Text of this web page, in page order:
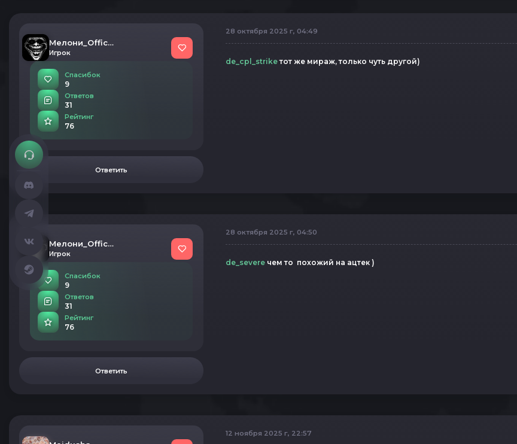
Мелони_Official
Игрок
Спасибок
9
Ответов
31
Рейтинг
76
Ответить
28 октября 2025 г, 04:49
de_cpl_strikeтот же мираж, только чуть другой)
Мелони_Official
Игрок
Спасибок
9
Ответов
31
Рейтинг
76
Ответить
28 октября 2025 г, 04:50
de_severeчем то похожий на ацтек )
12 ноября 2025 г, 22:57